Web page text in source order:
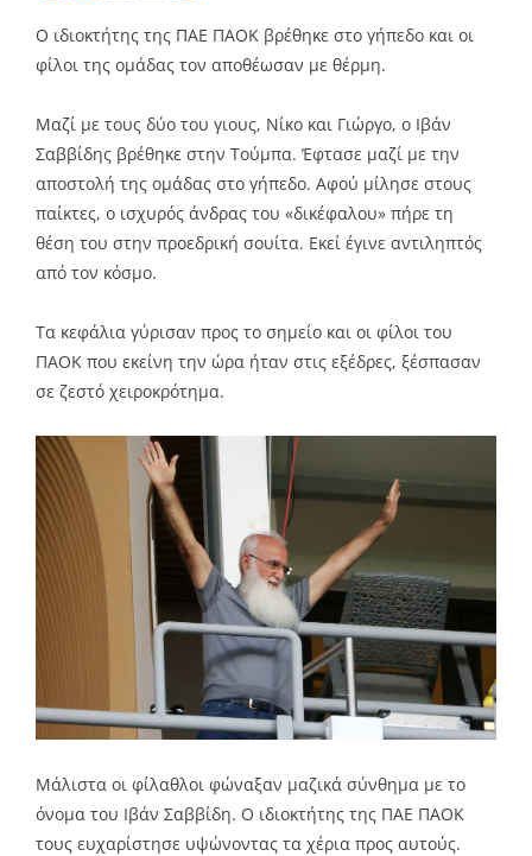
Ο ιδιοκτήτης της ΠΑΕ ΠΑΟΚ βρέθηκε στο γήπεδο και οι
φίλοι της ομάδας τον αποθέωσαν με θέρμη.
Μαζί με τους δύο του γιους, Νίκο και Γιώργο, ο Ιβάν
Σαββίδης βρέθηκε στην Τούμπα. Έφτασε μαζί με την
αποστολή της ομάδας στο γήπεδο. Αφού μίλησε στους
παίκτες, ο ισχυρός άνδρας του «δικέφαλου» πήρε τη
θέση του στην προεδρική σουίτα. Εκεί έγινε αντιληπτός
από τον κόσμο.
Τα κεφάλια γύρισαν προς το σημείο και οι φίλοι του
ΠΑΟΚ που εκείνη την ώρα ήταν στις εξέδρες, ξέσπασαν
σε ζεστό χειροκρότημα.
Μάλιστα οι φίλαθλοι φώναξαν μαζικά σύνθημα με το
όνομα του Ιβάν Σαββίδη. Ο ιδιοκτήτης της ΠΑΕ ΠΑΟΚ
τους ευχαρίστησε υψώνοντας τα χέρια προς αυτούς.